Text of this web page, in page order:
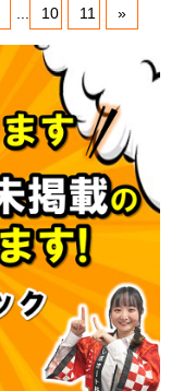
10 11 »